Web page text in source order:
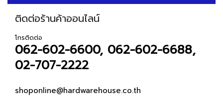
ติดต่อร้านค้าออนไลน์
โทรติดต่อ
062-602-6600, 062-602-6688,
02-707-2222
shoponline@hardwarehouse.co.th